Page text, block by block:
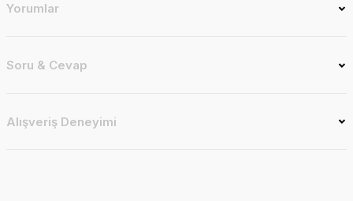
Yorumlar
Soru & Cevap
Alışveriş Deneyimi